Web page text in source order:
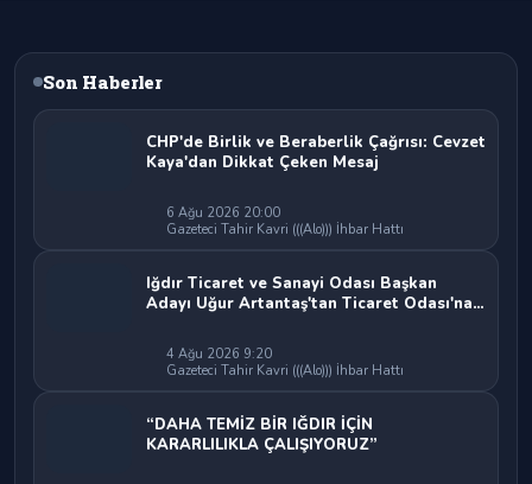
Son Haberler
CHP'de Birlik ve Beraberlik Çağrısı: Cevzet
Kaya'dan Dikkat Çeken Mesaj
6 Ağu 2026 20:00
Gazeteci Tahir Kavri (((Alo))) İhbar Hattı
Iğdır Ticaret ve Sanayi Odası Başkan
Adayı Uğur Artantaş'tan Ticaret Odası'na
Bırakılamaz"
4 Ağu 2026 9:20
Gazeteci Tahir Kavri (((Alo))) İhbar Hattı
“DAHA TEMİZ BİR IĞDIR İÇİN
KARARLILIKLA ÇALIŞIYORUZ”